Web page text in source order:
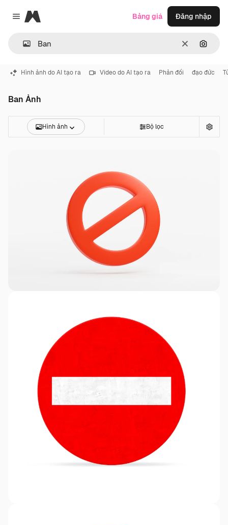
Close menu
Magnific
ThôngTìm
Bảng giá Đăng nhập
Hình ảnh do AI tạo ra Video do AI tạo ra Phản đối đạo đức
Ban Ảnh
Hình ảnh Bộ lọc